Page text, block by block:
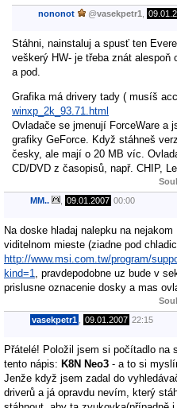
nononot @vasekpetr1
Stáhni, nainstaluj a spusť ten
veškerý HW- je třeba znát
a pod.
Grafika má drivery tady ( musíš
winxp_2k_93.71.html
Ovladače se jmenují ForceWare a
grafiky GeForce. Když stáhneš
česky, ale mají o 20 MB víc.
CD/DVD z časopisů, např. CHIP,
MM.. 09.01.2007 00:00
Na doske hladaj nalepku na
viditelnom mieste (ziadne pod
http://www.msi.com.tw/program/
kind=1
, pravdepodobne uz bude v
prislusne oznacenie dosky a mas
vasekpetr1 09.01.2007 22:15
Přátelé! Položil jsem si počítadlo na
tento nápis: K8N Neo3 - a to si
Jenže když jsem zadal do
driverů a já opravdu nevím, který